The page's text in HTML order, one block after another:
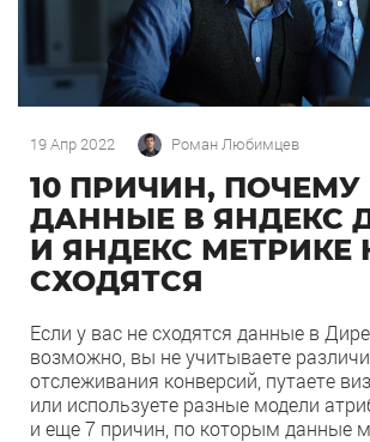
19 Апр 2022 Роман Любимцев
10 ПРИЧИН, ПОЧЕМУ
ДАННЫЕ В ЯНДЕКС
И ЯНДЕКС МЕТРИКЕ
СХОДЯТСЯ
Если у вас не сходятся данные в
возможно, вы не учитываете
отслеживания конверсий, путаете
или используете разные модели
и еще 7 причин, по которым данные